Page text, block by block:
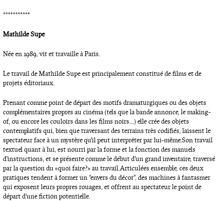
***********
Mathilde Supe
Née en 1989, vit et travaille à Paris.
Le travail de Mathilde Supe est principalement constitué de films et de
projets éditoriaux.
Prenant comme point de départ des motifs dramaturgiques ou des objets
complémentaires propres au cinéma (tels que la bande annonce, le making-
of, ou encore les couloirs dans les films noirs…) elle crée des objets
contemplatifs qui, bien que traversant des terrains très codifiés, laissent le
spectateur face à un mystère qu’il peut interpréter par lui-même. Son travail
textuel quant à lui, est nourri par la forme et la fonction des manuels
d’instructions, et se présente comme le début d’un grand inventaire, traversé
par la question du « quoi faire ? » au travail. Articulées ensemble, ces deux
pratiques tendent à former un ‘’envers du décor’’, des machines à fantasmer
qui exposent leurs propres rouages, et offrent au spectateur le point de
départ d’une fiction potentielle.